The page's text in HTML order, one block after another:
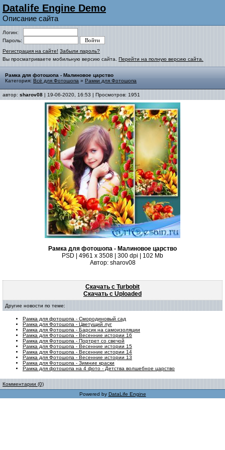
Datalife Engine Demo
Описание сайта
Логин:
Пароль:
Регистрация на сайте! Забыли пароль?
Вы просматриваете мобильную версию сайта. Перейти на полную версию сайта.
Рамка для фотошопа - Малиновое царство
Категория: Всё для Фотошопа » Рамки для Фотошопа
автор: sharov08 | 19-06-2020, 16:53 | Просмотров: 1951
Рамка для фотошопа - Малиновое царство
PSD | 4961 х 3508 | 300 dpi | 102 Mb
Автор: sharov08
Скачать с Turbobit
Скачать с Uploaded
Другие новости по теме:
Рамка для фотошопа - Смородиновый сад
Рамка для Фотошопа - Цветущий луг
Рамка для Фотошопа - Барсик на самоизоляции
Рамка для Фотошопа - Весенние истории 16
Рамка для Фотошопа - Портрет со свечой
Рамка для Фотошопа - Весенние истории 15
Рамка для Фотошопа - Весенние истории 14
Рамка для Фотошопа - Весенние истории 13
Рамка для Фотошопа - Зимние краски
Рамка для фотошопа на 4 фото - Детства волшебное царство
Комментарии (0)
Powered by DataLife Engine